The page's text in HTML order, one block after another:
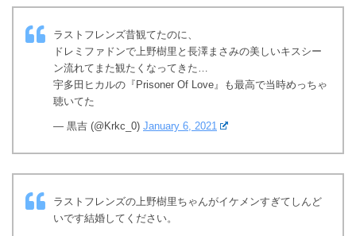
ラストフレンズ昔観てたのに、
ドレミファドンで上野樹里と長澤まさみの美しいキスシー
ン流れてまた観たくなってきた…
宇多田ヒカルの『Prisoner Of Love』も最高で当時めっちゃ
聴いてた
— 黒吉 (@Krkc_0) January 6, 2021
ラストフレンズの上野樹里ちゃんがイケメンすぎてしんど
いです結婚してください。